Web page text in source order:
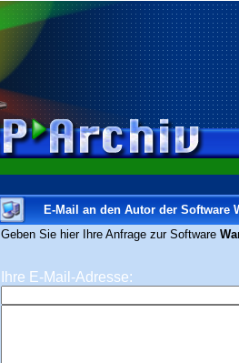
E-Mail an den Autor der Software
Geben Sie hier Ihre Anfrage zur Software
Ihre E-Mail-Adresse: